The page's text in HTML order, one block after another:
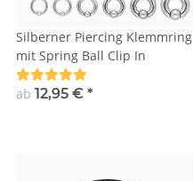
Silberner Piercing Klemmring
mit Spring Ball Clip In
ab 12,95 € *